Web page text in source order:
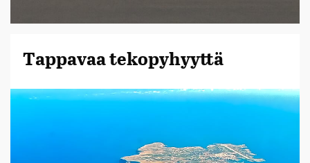
Tappavaa tekopyhyyttä